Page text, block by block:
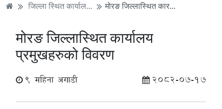
जिल्ला स्थित कार्याल... मोरङ जिल्लास्थित कार...
मोरङ जिल्लास्थित कार्यालय
प्रमुखहरुको विवरण
9 महिना अगाडी 2082-07-17